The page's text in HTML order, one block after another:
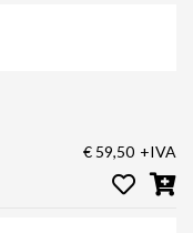
€ 59,50 +IVA